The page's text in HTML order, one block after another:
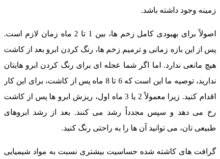
زمینه وجود داشته باشد.
اصولاً برای بهبودی کامل زخم‌ ها، بین 1 تا 2 ماه زمان لازم است.
پس از این بازه زمانی و ترمیم زخم ‌ها، رنگ کردن ابرو بعد از کاشت
هیچ مانعی ندارد. اما اگر شما عجله ای برای رنگ کردن ابرو هایتان
ندارید، توصیه ما این است که 6 تا 8 ماه پس از کاشت، برای این کار
اقدام کنید. زیرا معمولاً 2 یا 3 ماه اول، ریزش ابرو ها پس از کاشت
رخ می ‌دهد و سپس مجدداً رشد می ‌کنند. بعد از رشد ابروهای
طبیعی ‌تان، می ‌توانید آن ‌ها را به راحتی رنگ کنید.
گرافت‌ های کاشته شده حساسیت بیشتری نسبت به مواد شیمیایی